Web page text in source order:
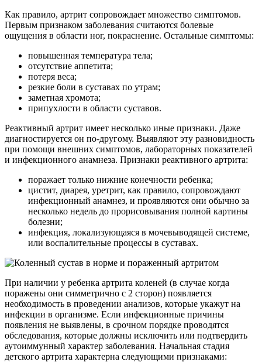
Как правило, артрит сопровождает множество симптомов.
Первым признаком заболевания считаются болевые
ощущения в области ног, покраснение. Остальные симптомы:
повышенная температура тела;
отсутствие аппетита;
потеря веса;
резкие боли в суставах по утрам;
заметная хромота;
припухлости в области суставов.
Реактивный артрит имеет несколько иные признаки. Даже
диагностируется он по-другому. Выявляют эту разновидность
при помощи внешних симптомов, лабораторных показателей
и инфекционного анамнеза. Признаки реактивного артрита:
поражает только нижние конечности ребенка;
цистит, диарея, уретрит, как правило, сопровождают
инфекционный анамнез, и проявляются они обычно за
несколько недель до прорисовывания полной картины
болезни;
инфекция, локализующаяся в мочевыводящей системе,
или воспалительные процессы в суставах.
При наличии у ребенка артрита коленей (в случае когда
поражены они симметрично с 2 сторон) появляется
необходимость в проведении анализов, которые укажут на
инфекции в организме. Если инфекционные причины
появления не выявлены, в срочном порядке проводятся
обследования, которые должны исключить или подтвердить
аутоиммунный характер заболевания. Начальная стадия
детского артрита характерна следующими признаками: